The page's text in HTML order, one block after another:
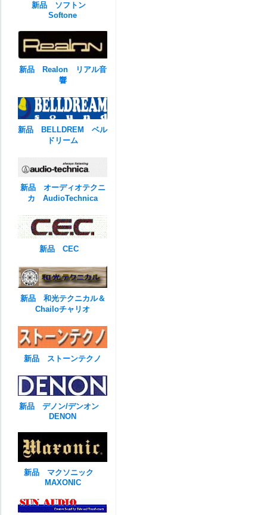
新品 ソフトン
Softone
新品 Realon リアル音
響
新品 BELLDREM ベル
ドリーム
新品 オーディオテクニ
カ AudioTechnica
新品 CEC
新品 和光テクニカル＆
Chailoチャリオ
新品 ストーンテクノ
新品 デノン/デンオン
DENON
新品 マクソニック
MAXONIC